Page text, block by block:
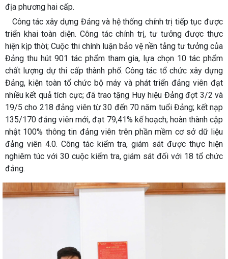
địa phương hai cấp.
Công tác xây dựng Đảng và hệ thống chính trị tiếp tục được
triển khai toàn diện. Công tác chính trị, tư tưởng được thực
hiện kịp thời; Cuộc thi chính luận bảo vệ nền tảng tư tưởng của
Đảng thu hút 901 tác phẩm tham gia, lựa chọn 10 tác phẩm
chất lượng dự thi cấp thành phố. Công tác tổ chức xây dựng
Đảng, kiện toàn tổ chức bộ máy và phát triển đảng viên đạt
nhiều kết quả tích cực; đã trao tặng Huy hiệu Đảng đợt 3/2 và
19/5 cho 218 đảng viên từ 30 đến 70 năm tuổi Đảng; kết nạp
135/170 đảng viên mới, đạt 79,41% kế hoạch; hoàn thành cập
nhật 100% thông tin đảng viên trên phần mềm cơ sở dữ liệu
đảng viên 4.0. Công tác kiểm tra, giám sát được thực hiện
nghiêm túc với 30 cuộc kiểm tra, giám sát đối với 18 tổ chức
đảng.